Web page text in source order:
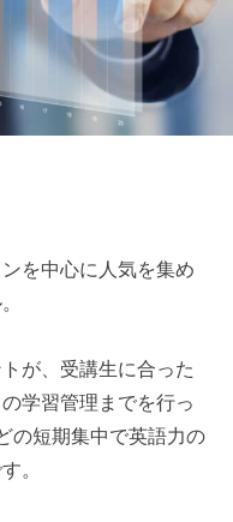
を中心に人気を集め
が、受講生に合った
学習管理までを行っ
の短期集中で英語力の
。